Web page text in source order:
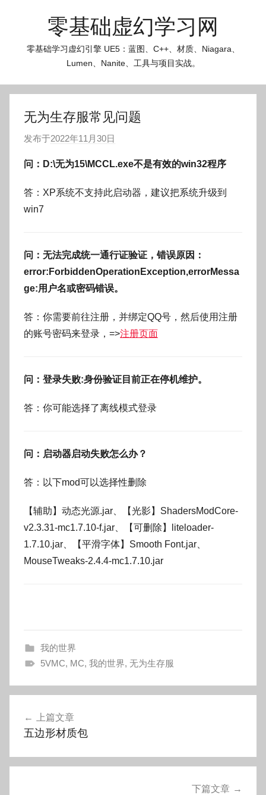
零基础虚幻学习网
零基础学习虚幻引擎 UE5：蓝图、C++、材质、Niagara、
Lumen、Nanite、工具与项目实战。
无为生存服常见问题
发布于2022年11月30日
:
k
o
g
o
问：D:\无为15\MCCL.exe不是有效的win32程序
答：XP系统不支持此启动器，建议把系统升级到
win7
问：无法完成统一通行证验证，错误原因：
error:ForbiddenOperationException,errorMessa
ge:用户名或密码错误。
答：你需要前往注册，并绑定QQ号，然后使用注册
的账号密码来登录，=>注册页面
问：登录失败:身份验证目前正在停机维护。
答：你可能选择了离线模式登录
问：启动器启动失败怎么办？
答：以下mod可以选择性删除
【辅助】动态光源.jar、【光影】ShadersModCore-
v2.3.31-mc1.7.10-f.jar、【可删除】liteloader-
1.7.10.jar、【平滑字体】Smooth Font.jar、
MouseTweaks-2.4.4-mc1.7.10.jar
我的世界
5VMC, MC, 我的世界, 无为生存服
航
上篇文章
五边形材质包
下篇文章